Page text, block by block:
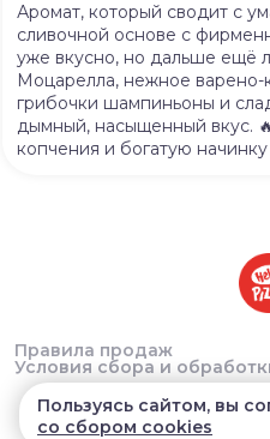
Аромат, который сводит с
сливочной основе с
уже вкусно, но дальше ещё
Моцарелла, нежное
грибочки шампиньоны и
дымный, насыщенный вкус.
копчения и богатую
Правила продаж
Условия сбора и
Пользуясь сайтом, вы
со сбором cookies